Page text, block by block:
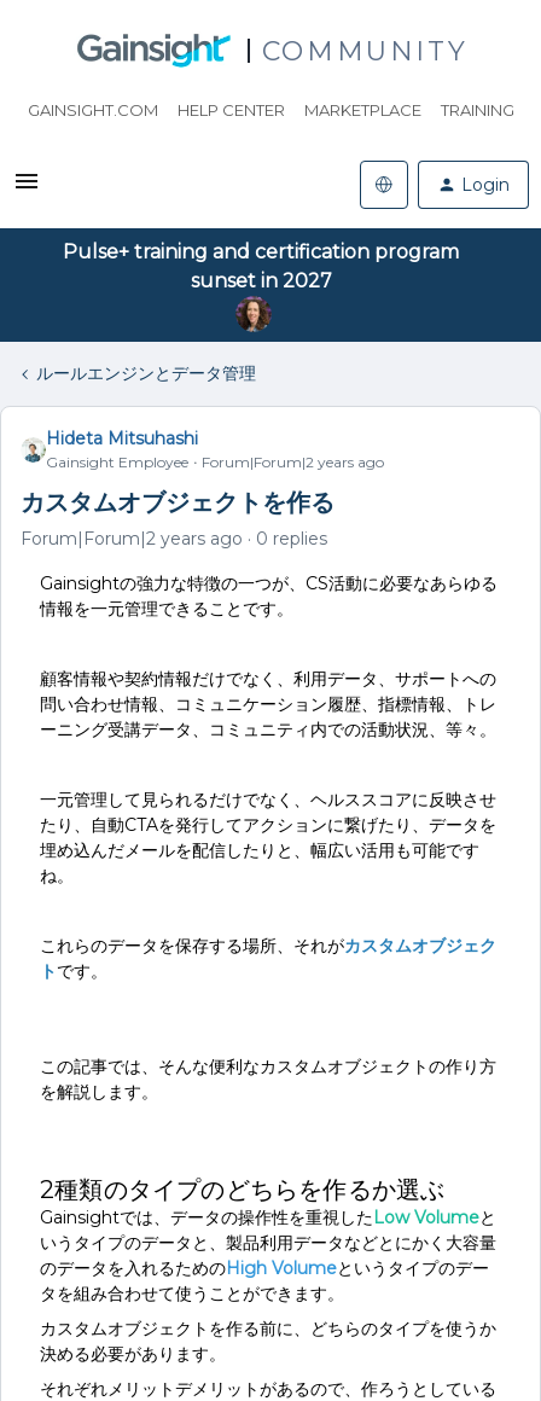
COMMUNITY
GAINSIGHT.COM HELP CENTER MARKETPLACE TRAINING
Login
Pulse+ training and certification program
sunset in 2027
ルールエンジンとデータ管理
Hideta Mitsuhashi
Gainsight Employee Forum|Forum|2 years ago
カスタムオブジェクトを作る
Forum|Forum|2 years ago 0 replies
Gainsightの強力な特徴の一つが、CS活動に必要なあらゆる
情報を一元管理できることです。
顧客情報や契約情報だけでなく、利用データ、サポートへの
問い合わせ情報、コミュニケーション履歴、指標情報、トレ
ーニング受講データ、コミュニティ内での活動状況、等々。
一元管理して見られるだけでなく、ヘルススコアに反映させ
たり、自動CTAを発行してアクションに繋げたり、データを
埋め込んだメールを配信したりと、幅広い活用も可能です
ね。
これらのデータを保存する場所、それがカスタムオブジェク
トです。
この記事では、そんな便利なカスタムオブジェクトの作り方
を解説します。
2種類のタイプのどちらを作るか選ぶ
Gainsightでは、データの操作性を重視したLow Volumeと
いうタイプのデータと、製品利用データなどとにかく大容量
のデータを入れるためのHigh Volumeというタイプのデー
タを組み合わせて使うことができます。
カスタムオブジェクトを作る前に、どちらのタイプを使うか
決める必要があります。
それぞれメリットデメリットがあるので、作ろうとしている